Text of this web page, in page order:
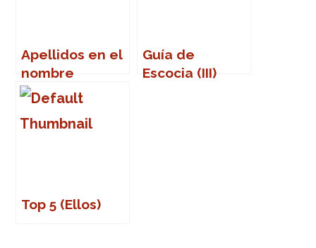
Apellidos en el
nombre
Guía de
Escocia (III)
Top 5 (Ellos)